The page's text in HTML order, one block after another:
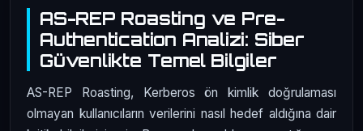
AS-REP Roasting ve Pre-
Authentication Analizi: Siber
Güvenlikte Temel Bilgiler
AS-REP Roasting, Kerberos ön kimlik doğrulaması
olmayan kullanıcıların verilerini nasıl hedef aldığına dair